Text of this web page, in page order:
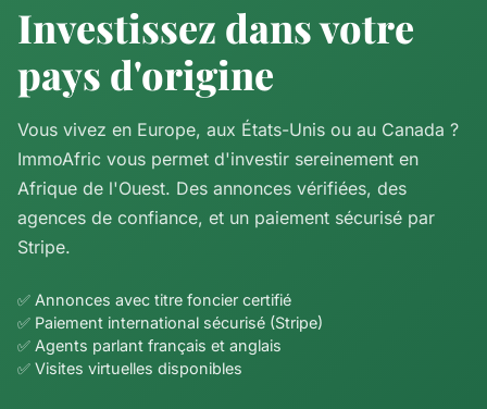
Investissez dans votre
pays d'origine
Vous vivez en Europe, aux États-Unis ou au Canada ?
ImmoAfric vous permet d'investir sereinement en
Afrique de l'Ouest. Des annonces vérifiées, des
agences de confiance, et un paiement sécurisé par
Stripe.
✅ Annonces avec titre foncier certifié
✅ Paiement international sécurisé (Stripe)
✅ Agents parlant français et anglais
✅ Visites virtuelles disponibles